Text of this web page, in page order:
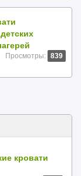
Просмотры: 839
кровати